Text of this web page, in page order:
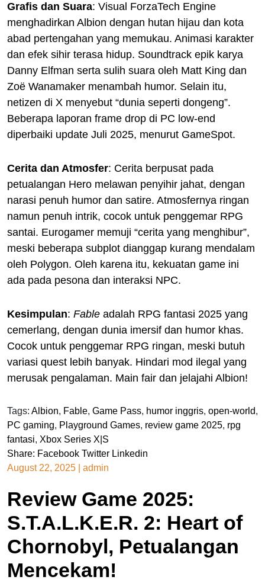
Grafis dan Suara: Visual ForzaTech Engine
menghadirkan Albion dengan hutan hijau dan kota
abad pertengahan yang memukau. Animasi karakter
dan efek sihir terasa hidup. Soundtrack epik karya
Danny Elfman serta sulih suara oleh Matt King dan
Zoë Wanamaker menambah humor. Selain itu,
netizen di X menyebut “dunia seperti dongeng”.
Beberapa laporan frame drop di PC low-end
diperbaiki update Juli 2025, menurut GameSpot.
Cerita dan Atmosfer: Cerita berpusat pada
petualangan Hero melawan penyihir jahat, dengan
narasi penuh humor dan satire. Atmosfernya ringan
namun penuh intrik, cocok untuk penggemar RPG
santai. Eurogamer memuji “cerita yang menghibur”,
meski beberapa subplot dianggap kurang mendalam
oleh Polygon. Oleh karena itu, kekuatan game ini
ada pada pesona dan interaksi NPC.
Kesimpulan: Fable adalah RPG fantasi 2025 yang
cemerlang, dengan dunia imersif dan humor khas.
Cocok untuk penggemar RPG ringan, meski butuh
variasi quest lebih banyak. Hindari mod ilegal yang
merusak pengalaman. Main fair dan jelajahi Albion!
Tags: Albion, Fable, Game Pass, humor inggris, open-world,
PC gaming, Playground Games, review game 2025, rpg
fantasi, Xbox Series X|S
Share: Facebook Twitter Linkedin
August 22, 2025
admin
Review Game 2025:
S.T.A.L.K.E.R. 2: Heart of
Chornobyl, Petualangan
Mencekam!